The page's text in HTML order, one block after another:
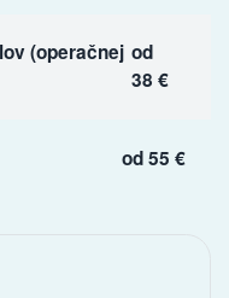
(operačnej od
38 €
od 55 €